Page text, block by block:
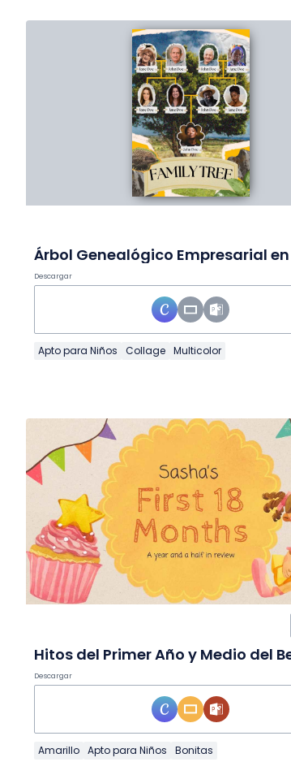
Descargar
Apto para Niños Collage Multicolor
Descargar
Amarillo Apto para Niños Bonitas